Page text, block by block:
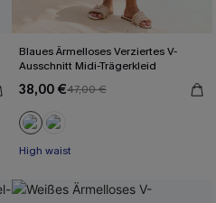
Blaues Ärmelloses Verziertes V-
Ausschnitt Midi-Trägerkleid
38,00 €47,00 €
High waist